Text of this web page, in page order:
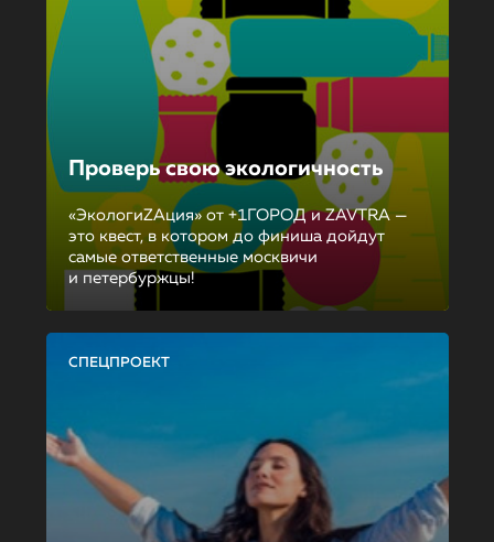
Проверь свою экологичность
«ЭкологиZAция» от +1ГОРОД и ZAVTRA —
это квест, в котором до финиша дойдут
самые ответственные москвичи
и петербуржцы!
СПЕЦПРОЕКТ